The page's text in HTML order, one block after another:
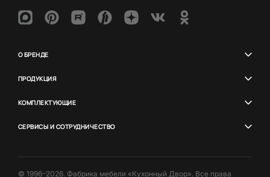
О БРЕНДЕ
ПРОДУКЦИЯ
КОМПЛЕКТУЮЩИЕ
СЕРВИСЫ И СОТРУДНИЧЕСТВО
© 1996–2026. Фабрика мебели «Кухонный Двор». Все права